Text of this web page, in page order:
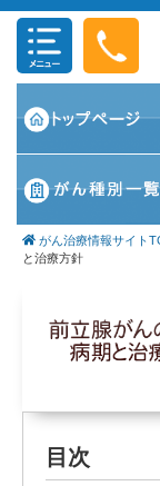
コンテンツに移動
がん治療情報サイト
と治療方針
目次